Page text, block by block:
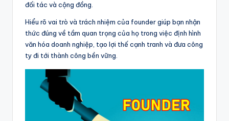
đối tác và cộng đồng.
Hiểu rõ vai trò và trách nhiệm của founder giúp bạn nhận
thức đúng về tầm quan trọng của họ trong việc định hình
văn hóa doanh nghiệp, tạo lợi thế cạnh tranh và đưa công
ty đi tới thành công bền vững.